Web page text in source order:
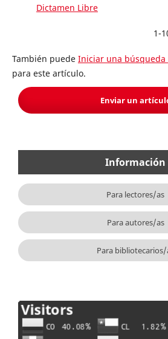
Dictamen Libre
1-
También puede Iniciar una
para este artículo.
Enviar un
Información
Para lectores/as
Para autores/as
Para bibliotecarios/